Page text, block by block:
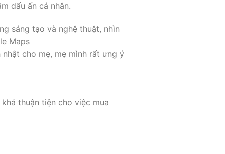
dấu ấn cá nhân.
sáng tạo và nghệ thuật, nhìn
Maps
cho mẹ, mẹ mình rất ưng ý
thuận tiện cho việc mua